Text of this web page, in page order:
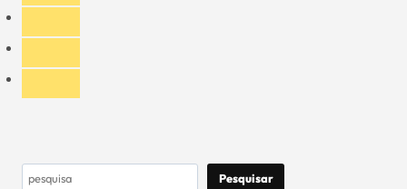
Pesquisar Pesquisar